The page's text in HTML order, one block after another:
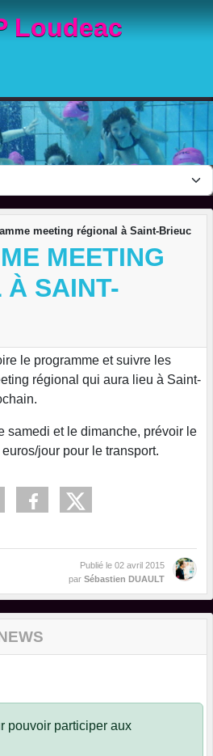
Loudeac
meeting régional à Saint-Brieuc
MEETING
À SAINT-
le programme et suivre les
régional qui aura lieu à Saint-
samedi et le dimanche, prévoir le
jour pour le transport.
Publié le 02 avril 2015
par Sébastien DUAULT
pouvoir participer aux